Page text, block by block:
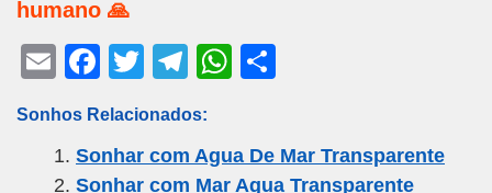
humano 🙏
E
ail
F
c
e
T
tt
er
T
e
gr
W
s
e
Sonhos Relacionados:
Sonhar com Agua De Mar Transparente
Sonhar com Mar Agua Transparente